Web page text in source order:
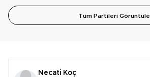
Tüm Partileri Görüntüle
Necati Koç